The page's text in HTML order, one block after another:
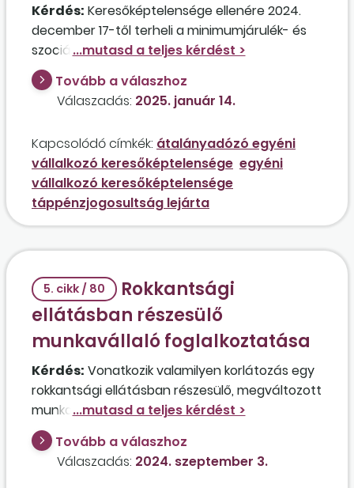
Kérdés: Keresőképtelensége ellenére 2024.
december 17-től terheli a minimumjárulék- és
szociálishozzájárulásiadó-fizetési
kötelezettség azt az átalányadózó egyéni
vállalkozót, aki egy évig táppénzben részesült,
de december 16-án lejárt a
előreláthatólag még több hónapig
keresőképtelen lesz.
Tovább a válaszhoz
Válaszadás: 2025. január 14.
Kapcsolódó címkék: átalányadózó egyéni
vállalkozó keresőképtelensége egyéni
vállalkozó keresőképtelensége
táppénzjogosultság lejárta
5. cikk / 80
Rokkantsági
ellátásban részesülő
munkavállaló foglalkoztatása
Kérdés: Vonatkozik valamilyen korlátozás egy
rokkantsági ellátásban részesülő, megváltozott
munkaképességű munkavállaló munkaidejére,
illetve munkabérére? Milyen feltételekkel jár a
dolgozó után szociálishozzájárulásiadó-
kedvezmény az őt alkalmazó egyéni vállalkozó
Tovább a válaszhoz
Válaszadás: 2024. szeptember 3.